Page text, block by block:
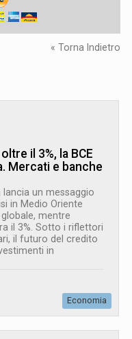
« Torna Indietro
il 3%, la BCE
Mercati e banche
lancia un messaggio
in Medio Oriente
mentre
il 3%. Sotto i riflettori
il futuro del credito
in
Economia